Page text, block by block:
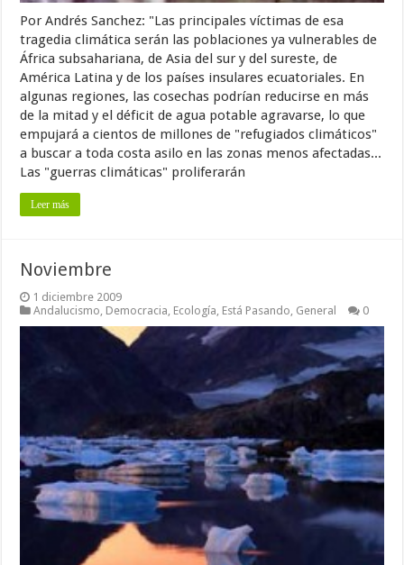
Por Andrés Sanchez: "Las principales víctimas de esa
tragedia climática serán las poblaciones ya vulnerables de
África subsahariana, de Asia del sur y del sureste, de
América Latina y de los países insulares ecuatoriales. En
algunas regiones, las cosechas podrían reducirse en más
de la mitad y el déficit de agua potable agravarse, lo que
empujará a cientos de millones de "refugiados climáticos"
a buscar a toda costa asilo en las zonas menos afectadas...
Las "guerras climáticas" proliferarán
Leer más
Noviembre
1 diciembre 2009
Andalucismo Democracia Ecología Está Pasando General 0